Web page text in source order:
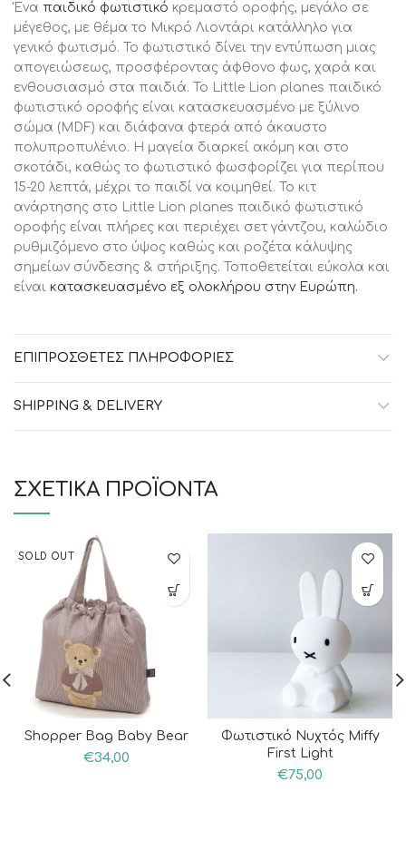
Ένα παιδικό φωτιστικό κρεμαστό οροφής, μεγάλο σε
μέγεθος, με θέμα το Μικρό Λιοντάρι κατάλληλο για
γενικό φωτισμό. Το φωτιστικό δίνει την εντύπωση μιας
απογειώσεως, προσφέροντας άφθονο φως, χαρά και
ενθουσιασμό στα παιδιά. Το Little Lion planes παιδικό
φωτιστικό οροφής είναι κατασκευασμένο με ξύλινο
σώμα (MDF) και διάφανα φτερά από άκαυστο
πολυπροπυλένιο. Η μαγεία διαρκεί ακόμη και στο
σκοτάδι, καθώς το φωτιστικό φωσφορίζει για περίπου
15-20 λεπτά, μέχρι το παιδί να κοιμηθεί. Το κιτ
ανάρτησης στο Little Lion planes παιδικό φωτιστικό
οροφής είναι πλήρες και περιέχει σετ γάντζου, καλώδιο
ρυθμιζόμενο στο ύψος καθώς και ροζέτα κάλυψης
σημείων σύνδεσης & στήριξης. Τοποθετείται εύκολα και
είναι κατασκευασμένο εξ ολοκλήρου στην Ευρώπη.
ΕΠΙΠΡΌΣΘΕΤΕΣ ΠΛΗΡΟΦΟΡΊΕΣ
SHIPPING & DELIVERY
ΣΧΕΤΙΚΆ ΠΡΟΪΌΝΤΑ
SOLD OUT
Shopper Bag Baby Bear
€34,00
Φωτιστικό Νυχτός Miffy
First Light
€75,00